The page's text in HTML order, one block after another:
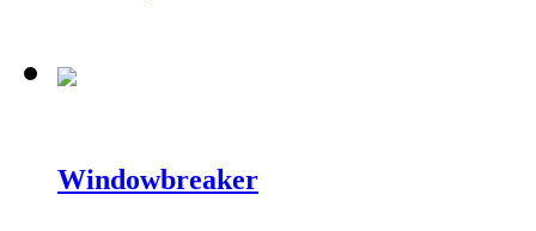
Windowbreaker